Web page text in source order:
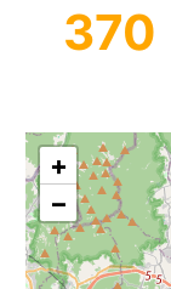
370
+
−